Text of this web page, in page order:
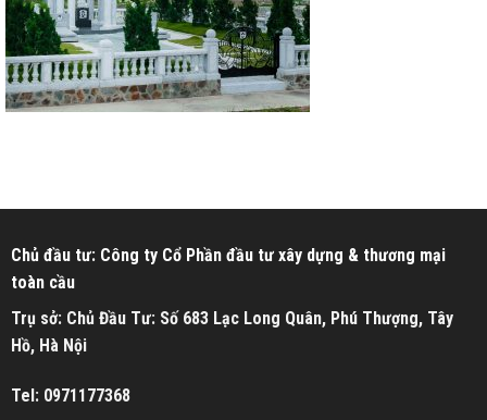
Chủ đầu tư: Công ty Cổ Phần đầu tư xây dựng & thương mại
toàn cầu
Trụ sở: Chủ Đầu Tư: Số 683 Lạc Long Quân, Phú Thượng, Tây
Hồ, Hà Nội
Tel: 0971177368